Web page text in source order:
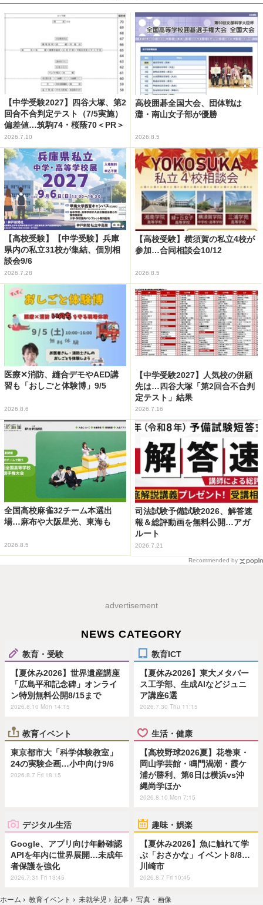
【中学受験2027】四谷大塚、第2
回合不合判定テスト（7/5実施）
偏差値…筑駒74・桜蔭70＜PR＞
2026.7.10
高校囲碁全国大会、団体戦は
灘・南山女子部が優勝
2026.8.5
【高校受験】【中学受験】兵庫
県内の私立31校が集結、個別相
談会9/6
2026.7.28
【高校受験】横須賀の私立4校が
参加…合同相談会10/12
2026.8.5
医療✕消防、縫合デモやAED講
習も「おしごと体験博」9/5
2026.8.6
【中学受験2027】人気校の併願
先は…四谷大塚「第2回合不合判
定テスト」結果
2026.7.16
全国高校麻雀32チーム本選出
場…麻布や大阪星光、東海も
2026.8.5
司法試験予備試験2026、解答速
報＆総評動画を無料公開…アガ
ルート
2026.7.21
Recommended by
advertisement
NEWS CATEGORY
教育・受験
【夏休み2026】世界遺産講座
「広島平和記念碑」オンライ
ン特別無料公開8/15まで
2026.8.10 Mon 14:15
教育ICT
【夏休み2026】東大メタバー
ス工学部、生成AIなどジュニ
ア講座6選
2026.7.30 Thu 11:15
教育イベント
東京都市大「科学体験教室」
24の実験企画…小中向け9/6
2026.8.7 Fri 18:15
生活・健康
【高校野球2026夏】花巻東・
岡山学芸館・鳴門渦潮・霞ケ
浦が勝利、第6日は横浜vs沖
縄尚学ほか
2026.8.10 Mon 7:15
デジタル生活
Google、アプリ向け年齢確認
APIを年内に世界展開…未成年
者保護を強化
2026.7.31 Fri 13:45
趣味・娯楽
【夏休み2026】魚に触れて学
ぶ「おさかな」イベント8/8…
川崎市
2026.8.7 Fri 10:45
ホーム › 教育イベント › 未就学児 › 記事 › 写真・画像